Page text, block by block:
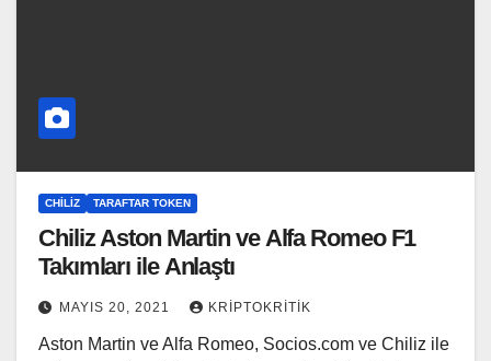
CHILIZ TARAFTAR TOKEN
Chiliz Aston Martin ve Alfa Romeo F1
Takımları ile Anlaştı
MAYIS 20, 2021 KRIPTOKRITIK
Aston Martin ve Alfa Romeo, Socios.com ve Chiliz ile